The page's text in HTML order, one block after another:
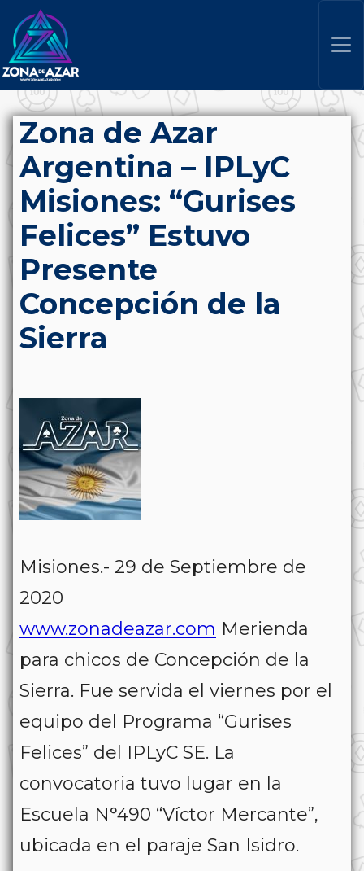
Zona de Azar
Argentina – IPLyC
Misiones: “Gurises
Felices” Estuvo
Presente
Concepción de la
Sierra
Misiones.- 29 de Septiembre de
2020
www.zonadeazar.com Merienda
para chicos de Concepción de la
Sierra. Fue servida el viernes por el
equipo del Programa “Gurises
Felices” del IPLyC SE. La
convocatoria tuvo lugar en la
Escuela N°490 “Víctor Mercante”,
ubicada en el paraje San Isidro.